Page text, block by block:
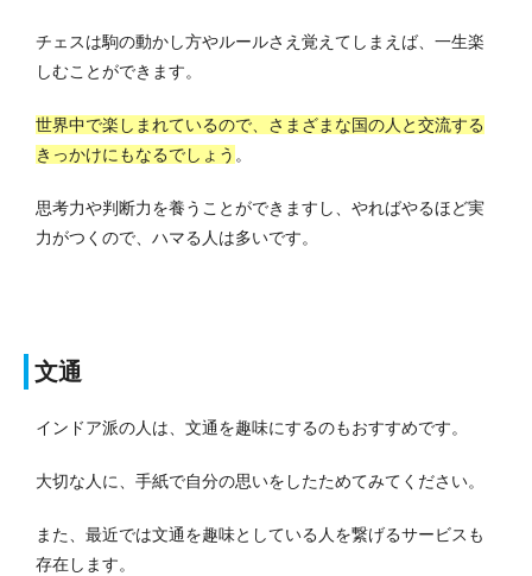
チェスは駒の動かし方やルールさえ覚えてしまえば、一生楽
しむことができます。
世界中で楽しまれているので、さまざまな国の人と交流する
きっかけにもなるでしょう 。
思考力や判断力を養うことができますし、やればやるほど実
力がつくので、ハマる人は多いです。
文通
インドア派の人は、文通を趣味にするのもおすすめです。
大切な人に、手紙で自分の思いをしたためてみてください。
また、最近では文通を趣味としている人を繋げるサービスも
存在します。